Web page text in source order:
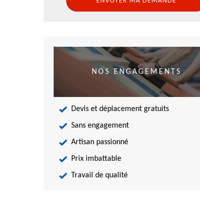
NOS ENGAGEMENTS
Devis et déplacement gratuits
Sans engagement
Artisan passionné
Prix imbattable
Travail de qualité